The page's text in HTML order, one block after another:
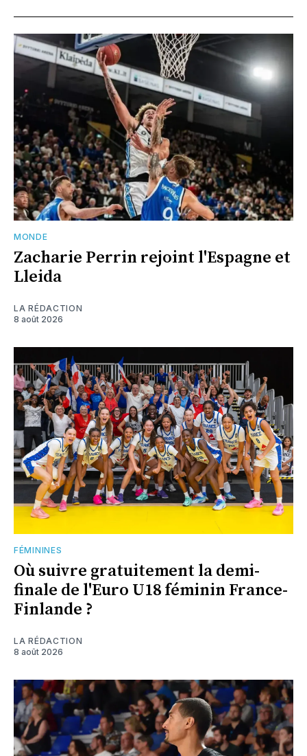
MONDE
Zacharie Perrin rejoint l'Espagne et
Lleida
LA RÉDACTION
8 août 2026
FÉMININES
Où suivre gratuitement la demi-
finale de l'Euro U18 féminin France-
Finlande ?
LA RÉDACTION
8 août 2026